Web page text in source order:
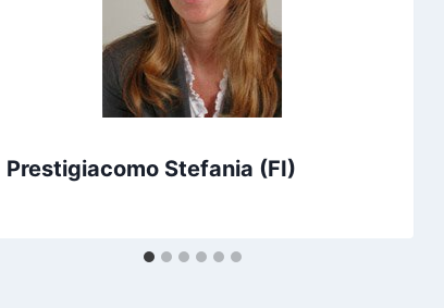
Prestigiacomo Stefania (FI)